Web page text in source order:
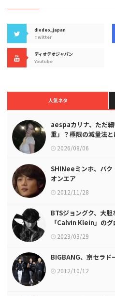
diodeo_japan
Twitter
ディオデオジャパン
Youtube
人気ネタ
aespaカリナ、ただ
重」？極限の減量法
2026/08/06
SHINeeミンホ、パク
オンエア
2012/11/28
BTSジョングク、大
「Calvin Klein」の
2023/03/29
BIGBANG、京セラド
2012/10/12